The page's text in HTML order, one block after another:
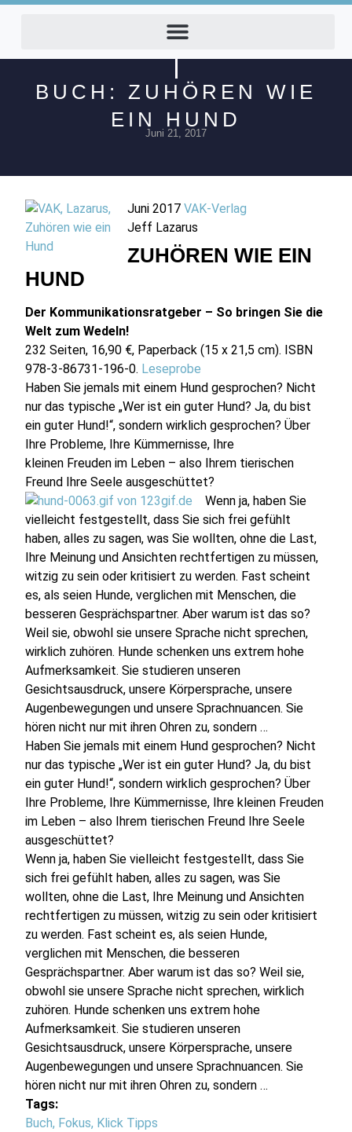
BUCH: ZUHÖREN WIE
EIN HUND
Juni 21, 2017
Juni 2017VAK-Verlag
Jeff Lazarus
ZUHÖREN WIE EIN
HUND
Der Kommunikationsratgeber – So bringen Sie die
Welt zum Wedeln!
232 Seiten, 16,90 €, Paperback (15 x 21,5 cm). ISBN
978-3-86731-196-0. Leseprobe
Haben Sie jemals mit einem Hund gesprochen? Nicht
nur das typische „Wer ist ein guter Hund? Ja, du bist
ein guter Hund!“, sondern wirklich gesprochen? Über
Ihre Probleme, Ihre Kümmernisse, Ihre
kleinen Freuden im Leben – also Ihrem tierischen
Freund Ihre Seele ausgeschüttet?
Wenn ja, haben Sie
vielleicht festgestellt, dass Sie sich frei gefühlt
haben, alles zu sagen, was Sie wollten, ohne die Last,
Ihre Meinung und Ansichten rechtfertigen zu müssen,
witzig zu sein oder kritisiert zu werden. Fast scheint
es, als seien Hunde, verglichen mit Menschen, die
besseren Gesprächspartner. Aber warum ist das so?
Weil sie, obwohl sie unsere Sprache nicht sprechen,
wirklich zuhören. Hunde schenken uns extrem hohe
Aufmerksamkeit. Sie studieren unseren
Gesichtsausdruck, unsere Körpersprache, unsere
Augenbewegungen und unsere Sprachnuancen. Sie
hören nicht nur mit ihren Ohren zu, sondern …
Haben Sie jemals mit einem Hund gesprochen? Nicht
nur das typische „Wer ist ein guter Hund? Ja, du bist
ein guter Hund!“, sondern wirklich gesprochen? Über
Ihre Probleme, Ihre Kümmernisse, Ihre kleinen Freuden
im Leben – also Ihrem tierischen Freund Ihre Seele
ausgeschüttet?
Wenn ja, haben Sie vielleicht festgestellt, dass Sie
sich frei gefühlt haben, alles zu sagen, was Sie
wollten, ohne die Last, Ihre Meinung und Ansichten
rechtfertigen zu müssen, witzig zu sein oder kritisiert
zu werden. Fast scheint es, als seien Hunde,
verglichen mit Menschen, die besseren
Gesprächspartner. Aber warum ist das so? Weil sie,
obwohl sie unsere Sprache nicht sprechen, wirklich
zuhören. Hunde schenken uns extrem hohe
Aufmerksamkeit. Sie studieren unseren
Gesichtsausdruck, unsere Körpersprache, unsere
Augenbewegungen und unsere Sprachnuancen. Sie
hören nicht nur mit ihren Ohren zu, sondern …
Tags:
Buch, Fokus, Klick Tipps